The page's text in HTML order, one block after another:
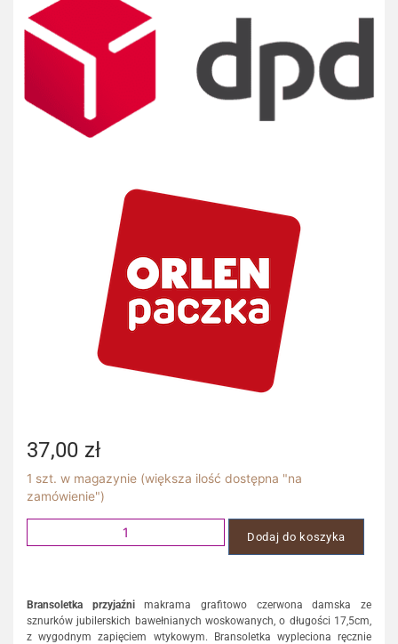
37,00 zł
1 szt. w magazynie (większa ilość dostępna "na
zamówienie")
Dodaj do koszyka
Bransoletka przyjaźnimakrama grafitowo czerwona damska ze
sznurków jubilerskich bawełnianych woskowanych, o długości 17,5cm,
z wygodnym zapięciem wtykowym. Bransoletka wypleciona ręcznie